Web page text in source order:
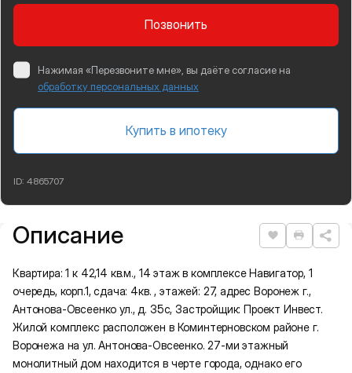
Позвонить
Нажимая «Перезвоните мне», вы даёте согласие на
обработку персональных данных
Купить в ипотеку
ID: 4865707
Подробная информация
Описание Нравится
Квартира: 1 к 42,14 кв.м., 14 этаж в комплексе Навигатор, 1
очередь, корп.1, сдача: 4кв. , этажей: 27, адрес Воронеж г.,
Антонова-Овсеенко ул., д. 35с, Застройщик: Проект Инвест.
Жилой комплекс расположен в Коминтерновском районе г.
Воронежа на ул. Антонова-Овсеенко. 27-ми этажный
монолитный дом находится в черте города, однако его